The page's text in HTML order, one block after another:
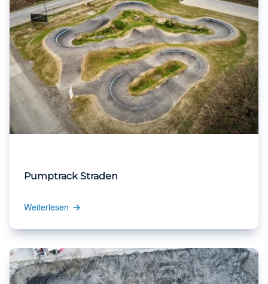
Pumptrack Straden
Weiterlesen